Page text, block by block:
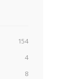
154
4
8